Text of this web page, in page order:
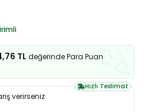
TL değerinde Para Puan
Hızlı Teslimat
verirseniz